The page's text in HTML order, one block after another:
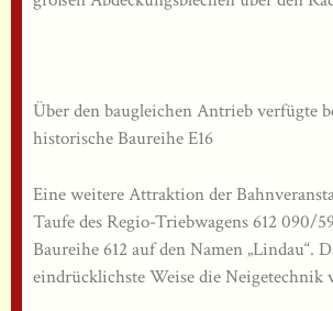
Über den baugleichen Antrieb verfügte
historische Baureihe E16
Eine weitere Attraktion der
Taufe des Regio-Triebwagens 612 090/
Baureihe 612 auf den Namen „Lindau“.
eindrücklichste Weise die Neigetechnik